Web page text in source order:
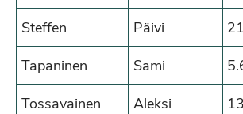
Steffen
Päivi
Tapaninen
Sami
Tossavainen
Aleksi